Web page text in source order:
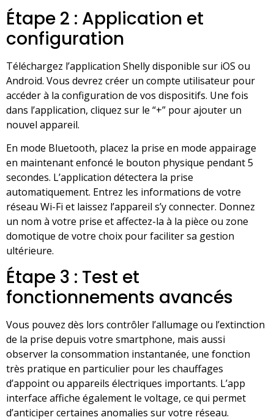
Étape 2 : Application et
configuration
Téléchargez l’application Shelly disponible sur iOS ou
Android. Vous devrez créer un compte utilisateur pour
accéder à la configuration de vos dispositifs. Une fois
dans l’application, cliquez sur le “+” pour ajouter un
nouvel appareil.
En mode Bluetooth, placez la prise en mode appairage
en maintenant enfoncé le bouton physique pendant 5
secondes. L’application détectera la prise
automatiquement. Entrez les informations de votre
réseau Wi-Fi et laissez l’appareil s’y connecter. Donnez
un nom à votre prise et affectez-la à la pièce ou zone
domotique de votre choix pour faciliter sa gestion
ultérieure.
Étape 3 : Test et
fonctionnements avancés
Vous pouvez dès lors contrôler l’allumage ou l’extinction
de la prise depuis votre smartphone, mais aussi
observer la consommation instantanée, une fonction
très pratique en particulier pour les chauffages
d’appoint ou appareils électriques importants. L’app
interface affiche également le voltage, ce qui permet
d’anticiper certaines anomalies sur votre réseau.